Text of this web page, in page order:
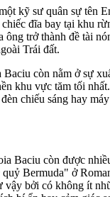
kỹ sư quân sự tên
đĩa bay tại khu
ông trở thành đề tài
Trái đất.
còn nằm ở sự
khu vực tăm tối
chiếu sáng hay
Baciu còn được
Bermuda" ở
vậy bởi có không ít